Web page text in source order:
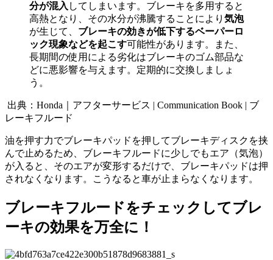
分が混入 してしまいます。ブレーキを多用すると
高熱となり、その水分が沸騰することにより 気泡
が生じて、 ブレーキの効きが低下するベーパーロ
ック現象などを起こす可能性があります。また、
長期間の使用による劣化はブレーキのゴム部品な
どに悪影響を与えます。定期的に交換しましょ
う。
出典：Honda｜アフターサービス | Communication Book | ブ
レーキフルード
油を押す力でブレーキパッドを押してブレーキディスクを挟
んで止めるため、ブレーキフルードに少しでもエア（気泡）
が入ると、そのエアが変形するだけで、ブレーキパッドは押
されなくなります。こうなると車が止まらなくなります。
ブレーキフルードをチェックしてブレ
ーキの効果を万全に！